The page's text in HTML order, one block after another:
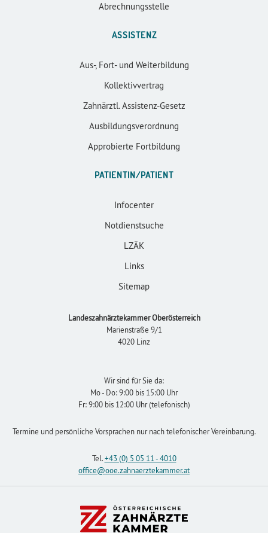
Abrechnungsstelle
ASSISTENZ
Aus-, Fort- und Weiterbildung
Kollektivvertrag
Zahnärztl. Assistenz-Gesetz
Ausbildungsverordnung
Approbierte Fortbildung
PATIENTIN/PATIENT
Infocenter
Notdienstsuche
LZÄK
Links
Sitemap
Landeszahnärztekammer Oberösterreich
Marienstraße 9/1
4020 Linz
Wir sind für Sie da:
Mo - Do: 9:00 bis 15:00 Uhr
Fr: 9:00 bis 12:00 Uhr (telefonisch)
Termine und persönliche Vorsprachen nur nach telefonischer Vereinbarung.
Tel.+43 (0) 5 05 11 - 4010
office@ooe.zahnaerztekammer.at